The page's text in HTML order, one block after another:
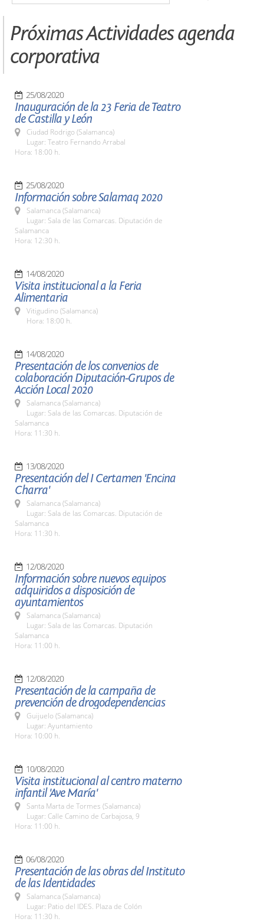
Próximas Actividades agenda
corporativa
25/08/2020
Inauguración de la 23 Feria de Teatro
de Castilla y León
Ciudad Rodrigo (Salamanca)
Lugar: Teatro Fernando Arrabal
Hora: 18:00 h.
25/08/2020
Información sobre Salamaq 2020
Salamanca (Salamanca)
Lugar: Sala de las Comarcas. Diputación de
Salamanca
Hora: 12:30 h.
14/08/2020
Visita institucional a la Feria
Alimentaria
Vitigudino (Salamanca)
Hora: 18:00 h.
14/08/2020
Presentación de los convenios de
colaboración Diputación-Grupos de
Acción Local 2020
Salamanca (Salamanca)
Lugar: Sala de las Comarcas. Diputación de
Salamanca
Hora: 11:30 h.
13/08/2020
Presentación del I Certamen 'Encina
Charra'
Salamanca (Salamanca)
Lugar: Sala de las Comarcas. Diputación de
Salamanca
Hora: 11:30 h.
12/08/2020
Información sobre nuevos equipos
adquiridos a disposición de
ayuntamientos
Salamanca (Salamanca)
Lugar: Sala de las Comarcas. Diputación
Salamanca
Hora: 11:00 h.
12/08/2020
Presentación de la campaña de
prevención de drogodependencias
Guijuelo (Salamanca)
Lugar: Ayuntamiento
Hora: 10:00 h.
10/08/2020
Visita institucional al centro materno
infantil 'Ave María'
Santa Marta de Tormes (Salamanca)
Lugar: Calle Camino de Carbajosa, 9
Hora: 11:00 h.
06/08/2020
Presentación de las obras del Instituto
de las Identidades
Salamanca (Salamanca)
Lugar: Patio del IDES. Plaza de Colón
Hora: 11:30 h.